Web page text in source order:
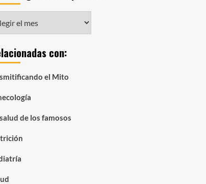
con:
el Mito
de los famosos